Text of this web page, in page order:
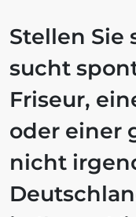
Stellen Sie
sucht
Friseur,
oder einer
nicht